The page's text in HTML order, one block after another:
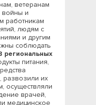
ветеранам
войны и
работникам
людям с
и другим
соблюдать
региональных
питания,
развозили их
осуществляли
врачей,
медицинское